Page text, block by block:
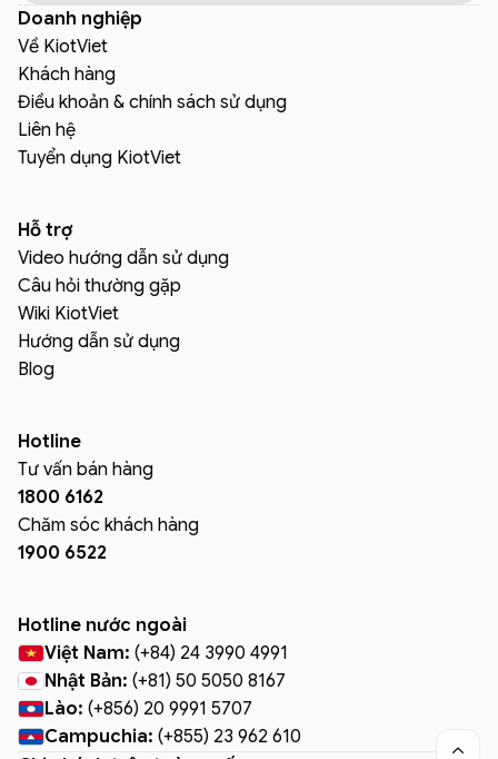
Doanh nghiệp
Về KiotViet
Khách hàng
Điều khoản & chính sách sử dụng
Liên hệ
Tuyển dụng KiotViet
Hỗ trợ
Video hướng dẫn sử dụng
Câu hỏi thường gặp
Wiki KiotViet
Hướng dẫn sử dụng
Blog
Hotline
Tư vấn bán hàng
1800 6162
Chăm sóc khách hàng
1900 6522
Hotline nước ngoài
Việt Nam: (+84) 24 3990 4991
Nhật Bản: (+81) 50 5050 8167
Lào: (+856) 20 9991 5707
Campuchia: (+855) 23 962 610
